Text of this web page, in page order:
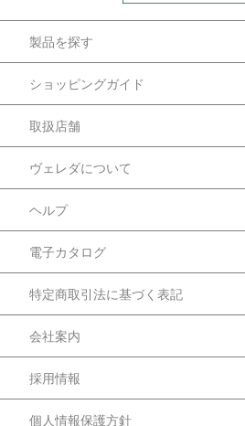
製品を探す
ショッピングガイド
取扱店舗
ヴェレダについて
ヘルプ
電子カタログ
特定商取引法に基づく表記
会社案内
採用情報
個人情報保護方針